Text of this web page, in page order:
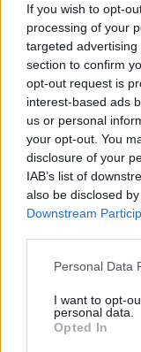
If you wish to opt-
processing of your
targeted
section to confirm
opt-out request is
interest-based ads
us or personal
your opt-out. You
disclosure of your
IAB’s list of
also be disclosed
Downstream
Please note that
not limited to your
grant or deny
use your data for
Personal Data
I want to opt-
personal data.
Opted In
Vous voulez
EN RAPPORT
Sujets Activité
Douleur dans les
Hémorroïdes
Les symptômes
Pommades contre
Problèmes
Régime
Remèdes maison